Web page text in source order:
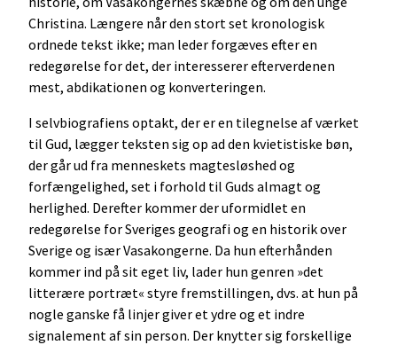
Christina. Længere når den stort set kronologisk
ordnede tekst ikke; man leder forgæves efter en
redegørelse for det, der interesserer efterverdenen
mest, abdikationen og konverteringen.
I selvbiografiens optakt, der er en tilegnelse af værket
til Gud, lægger teksten sig op ad den kvietistiske bøn,
der går ud fra menneskets magtesløshed og
forfængelighed, set i forhold til Guds almagt og
herlighed. Derefter kommer der uformidlet en
redegørelse for Sveriges geografi og en historik over
Sverige og især Vasakongerne. Da hun efterhånden
kommer ind på sit eget liv, lader hun genren »det
litterære portræt« styre fremstillingen, dvs. at hun på
nogle ganske få linjer giver et ydre og et indre
signalement af sin person. Der knytter sig forskellige